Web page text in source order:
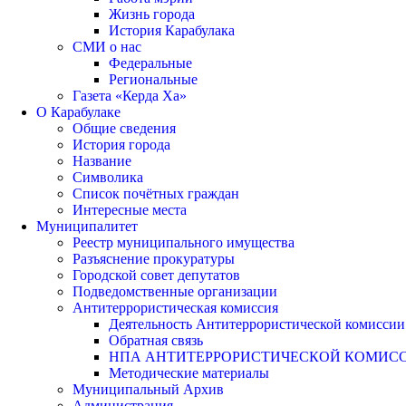
Жизнь города
История Карабулака
СМИ о нас
Федеральные
Региональные
Газета «Керда Ха»
О Карабулаке
Общие сведения
История города
Название
Символика
Список почётных граждан
Интересные места
Муниципалитет
Реестр муниципального имущества
Разъяснение прокуратуры
Городской совет депутатов
Подведомственные организации
Антитеррористическая комиссия
Деятельность Антитеррористической комиссии
Обратная связь
НПА АНТИТЕРРОРИСТИЧЕСКОЙ
Методические материалы
Муниципальный Архив